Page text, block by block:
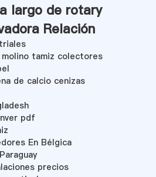
largo de rotary
Relación
tamiz colectores
de calcio cenizas
pdf
En Bélgica
precios